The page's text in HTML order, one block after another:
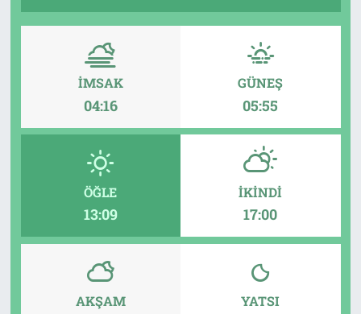
İMSAK
04:16
GÜNEŞ
05:55
ÖĞLE
13:09
İKINDI
17:00
AKŞAM YATSI
Künye